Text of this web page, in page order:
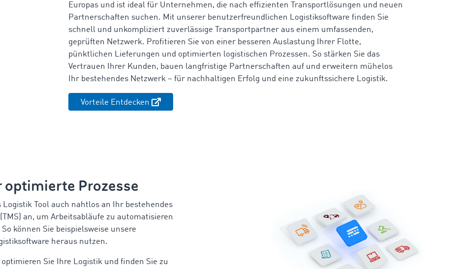
Europas und ist ideal für Unternehmen, die nach effizienten Transportlösungen und neuen
Partnerschaften suchen. Mit unserer benutzerfreundlichen Logistiksoftware finden Sie
schnell und unkompliziert zuverlässige Transportpartner aus einem umfassenden,
geprüften Netzwerk. Profitieren Sie von einer besseren Auslastung Ihrer Flotte,
pünktlichen Lieferungen und optimierten logistischen Prozessen. So stärken Sie das
Vertrauen Ihrer Kunden, bauen langfristige Partnerschaften auf und erweitern mühelos
Ihr bestehendes Netzwerk – für nachhaltigen Erfolg und eine zukunftssichere Logistik.
Vorteile Entdecken
Prozesse
Tool auch nahtlos an Ihr bestehendes
an, um Arbeitsabläufe zu automatisieren
können Sie beispielsweise unsere
heraus nutzen.
Sie Ihre Logistik und finden Sie zu